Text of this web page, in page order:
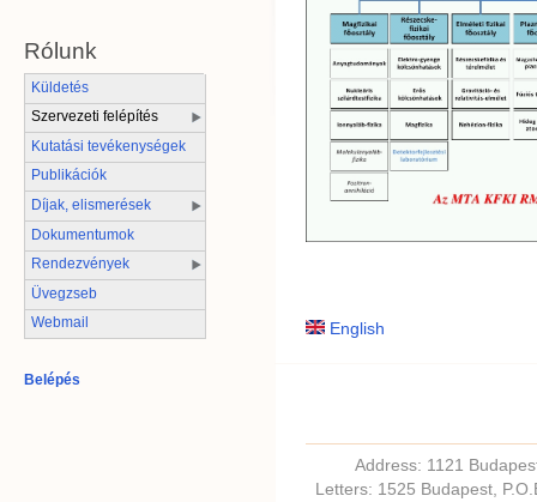
Rólunk
Küldetés
Szervezeti felépítés
Kutatási tevékenységek
Publikációk
Díjak, elismerések
Dokumentumok
Rendezvények
Üvegzseb
Webmail
Belépés
English
Address: 1121
Letters: 1525 Budapest,